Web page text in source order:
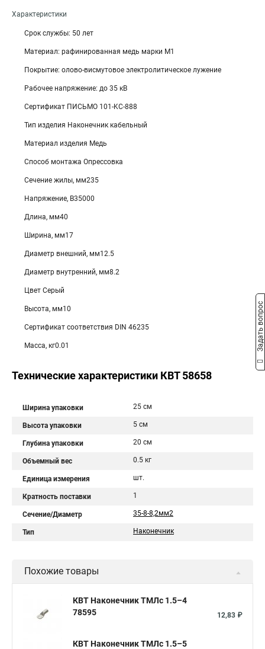
Характеристики
Срок службы: 50 лет
Материал: рафинированная медь марки М1
Покрытие: олово-висмутовое электролитическое лужение
Рабочее напряжение: до 35 кВ
Сертификат ПИСЬМО 101-KC-888
Тип изделия Наконечник кабельный
Материал изделия Медь
Способ монтажа Опрессовка
Сечение жилы, мм235
Напряжение, В35000
Длина, мм40
Ширина, мм17
Диаметр внешний, мм12.5
Диаметр внутренний, мм8.2
Цвет Серый
Высота, мм10
Сертификат соответствия DIN 46235
Масса, кг0.01
Технические характеристики КВТ 58658
Ширина упаковки 25 см
Высота упаковки 5 см
Глубина упаковки 20 см
Объемный вес 0.5 кг
Единица измерения шт.
Кратность поставки 1
Сечение/Диаметр 35-8-8,2мм2
Тип Наконечник
Похожие товары
КВТ Наконечник ТМЛс 1.5–4
78595
12,83 ₽
КВТ Наконечник ТМЛс 1.5–5
Задать вопрос